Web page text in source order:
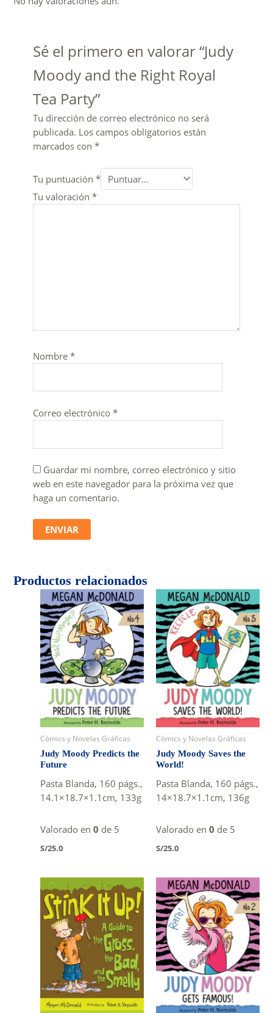
Sé el primero en valorar “Judy
Moody and the Right Royal
Tea Party”
Tu dirección de correo electrónico no será
publicada. Los campos obligatorios están
marcados con *
Tu puntuación *
Tu valoración *
Nombre *
Correo electrónico *
Guardar mi nombre, correo electrónico y sitio
web en este navegador para la próxima vez que
haga un comentario.
Productos relacionados
Cómics y Novelas Gráficas
Judy Moody Predicts the
Future
Pasta Blanda, 160 págs.,
14.1×18.7×1.1cm, 133g
Valorado en0 de 5
S/25.0
Cómics y Novelas Gráficas
Judy Moody Saves the
World!
Pasta Blanda, 160 págs.,
14×18.7×1.1cm, 136g
Valorado en 0 de 5
S/25.0